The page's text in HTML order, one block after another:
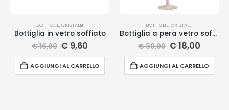
BOTTIGLIE,CRISTALLI
Bottiglia in vetro soffiato
€16,00 € 9,60
AGGIUNGI AL CARRELLO
BOTTIGLIE,CRISTALLI
Bottiglia a pera vetro soffiato
€30,00 € 18,00
AGGIUNGI AL CARRELLO